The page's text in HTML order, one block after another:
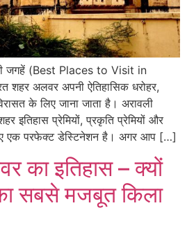
जगहें (Best Places to Visit in
अलवर अपनी ऐतिहासिक धरोहर,
के लिए जाना जाता है। अरावली
इतिहास प्रेमियों, प्रकृति प्रेमियों और
एक परफेक्ट डेस्टिनेशन है। अगर आप […]
का इतिहास – क्यों
सबसे मजबूत किला